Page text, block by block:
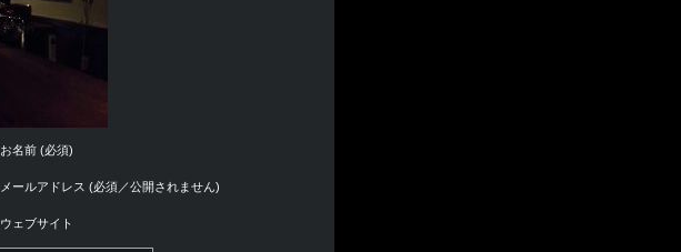
お名前 (必須)
メールアドレス (必須／公開されません)
ウェブサイト